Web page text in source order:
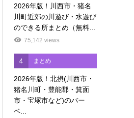
2026年版！川西市・猪名
川町近郊の川遊び・水遊び
のできる所まとめ（無料...
75,142 views
4 まとめ
2026年版！北摂(川西市・
猪名川町・豊能郡・箕面
市・宝塚市など)のバー
ベ...